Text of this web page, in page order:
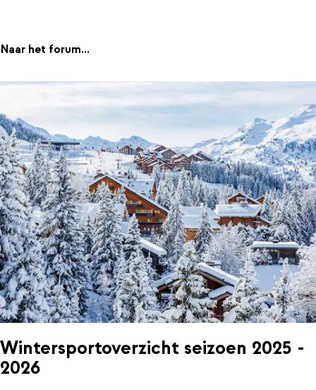
Naar het forum...
Wintersportoverzicht seizoen 2025 -
2026